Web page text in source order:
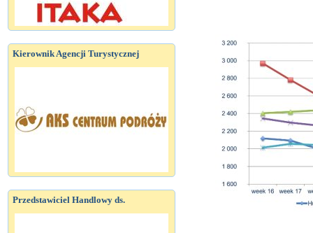
Kierownik Agencji Turystycznej
Przedstawiciel Handlowy ds.